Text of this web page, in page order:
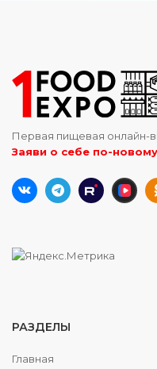
Первая пищевая онлайн-
Заяви о себе по-
РАЗДЕЛЫ
Главная